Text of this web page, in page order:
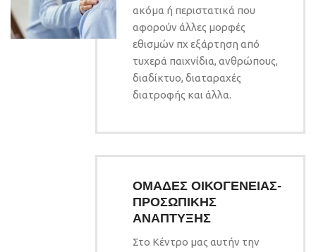
ακόμα ή περιστατικά που
αφορούν άλλες μορφές
εθισμών πχ εξάρτηση από
τυχερά παιχνίδια, ανθρώπους,
διαδίκτυο, διαταραχές
διατροφής και άλλα.
ΟΜΑΔΕΣ ΟΙΚΟΓΕΝΕΙΑΣ-
ΠΡΟΣΩΠΙΚΗΣ
ΑΝΑΠΤΥΞΗΣ
Στο Κέντρο μας αυτήν την